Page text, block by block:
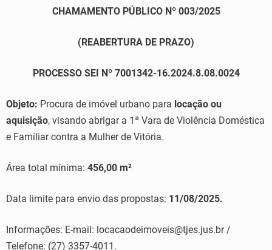
CHAMAMENTO PÚBLICO Nº 003/2025
(REABERTURA DE PRAZO)
PROCESSO SEI Nº 7001342-16.2024.8.08.0024
Objeto: Procura de imóvel urbano para locação ou
aquisição, visando abrigar a 1ª Vara de Violência Doméstica
e Familiar contra a Mulher de Vitória.
Área total mínima: 456,00 m²
Data limite para envio das propostas: 11/08/2025.
Informações: E-mail: locacaodeimoveis@tjes.jus.br /
Telefone: (27) 3357-4011.